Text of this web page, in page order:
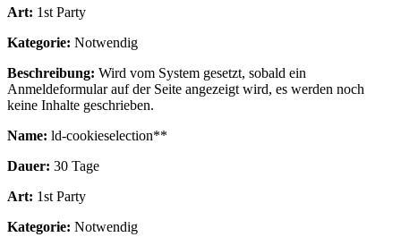
Art: 1st Party
Kategorie: Notwendig
Beschreibung: Wird vom System gesetzt, sobald ein
Anmeldeformular auf der Seite angezeigt wird, es werden noch
keine Inhalte geschrieben.
Name: ld-cookieselection**
Dauer: 30 Tage
Art: 1st Party
Kategorie: Notwendig